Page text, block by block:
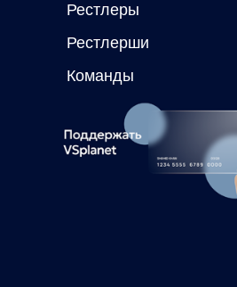
Рестлеры
Рестлерши
Команды